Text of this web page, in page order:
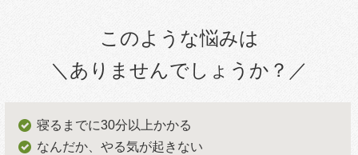
このような悩みは
＼ありませんでしょうか？／
寝るまでに30分以上かかる
なんだか、やる気が起きない